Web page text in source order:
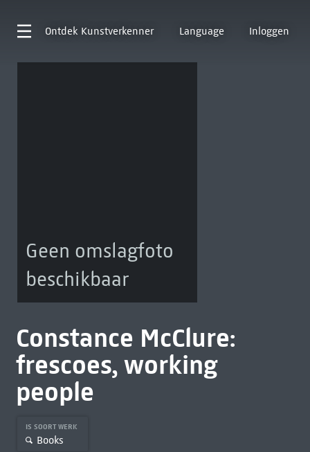
Ontdek Kunstverkenner Language Inloggen
Geen omslagfoto
beschikbaar
Constance McClure:
frescoes, working
people
IS SOORT WERK
Books